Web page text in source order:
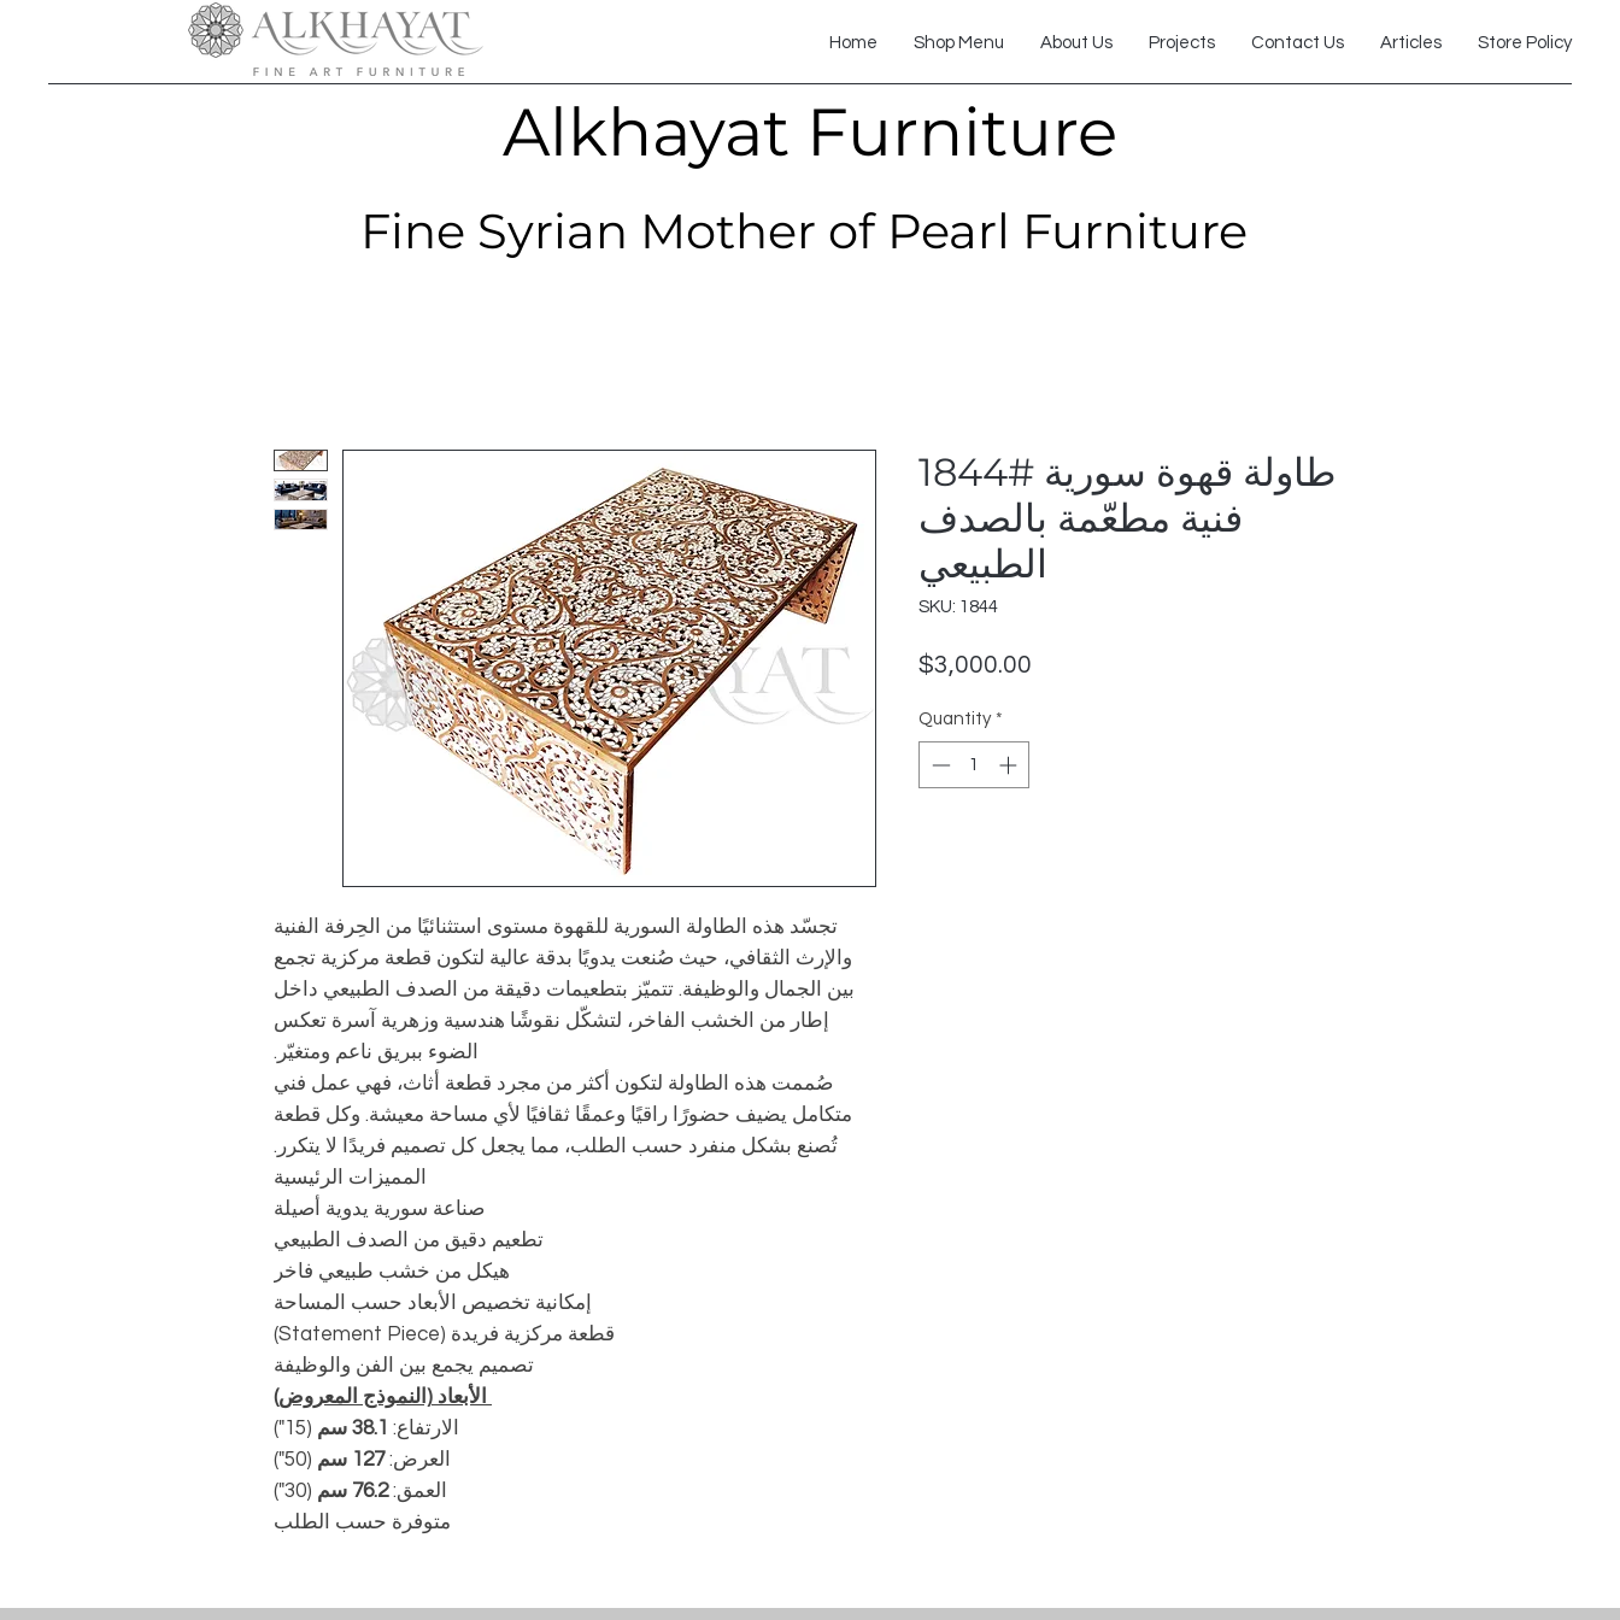
Home Shop Menu About Us Projects Contact Us Articles Store Policy
Alkhayat Furniture
Fine Syrian Mother of Pearl Furniture
تجسّد هذه الطاولة السورية للقهوة مستوى استثنائيًا من الحِرفة الفنية
والإرث الثقافي، حيث صُنعت يدويًا بدقة عالية لتكون قطعة مركزية تجمع
بين الجمال والوظيفة. تتميّز بتطعيمات دقيقة من الصدف الطبيعي داخل
إطار من الخشب الفاخر، لتشكّل نقوشًا هندسية وزهرية آسرة تعكس
الضوء ببريق ناعم ومتغيّر.
صُممت هذه الطاولة لتكون أكثر من مجرد قطعة أثاث، فهي عمل فني
متكامل يضيف حضورًا راقيًا وعمقًا ثقافيًا لأي مساحة معيشة. وكل قطعة
تُصنع بشكل منفرد حسب الطلب، مما يجعل كل تصميم فريدًا لا يتكرر.
المميزات الرئيسية
صناعة سورية يدوية أصيلة
تطعيم دقيق من الصدف الطبيعي
هيكل من خشب طبيعي فاخر
إمكانية تخصيص الأبعاد حسب المساحة
قطعة مركزية فريدة (Statement Piece)
تصميم يجمع بين الفن والوظيفة
الأبعاد (النموذج المعروض)
الارتفاع: 38.1 سم
(15")
العرض:127 سم
(50")
العمق:76.2 سم
(30")
متوفرة حسب الطلب
1844# طاولة قهوة سورية
فنية مطعّمة بالصدف
الطبيعي
SKU: 1844
$3,000.00
Quantity *